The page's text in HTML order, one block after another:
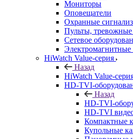
Мониторы
Оповещатели
Охранные
Пульты,
Сетевое
Электромагнитные
HiWatch Value-серия
Назад
HiWatch Value-
HD-TVI-
Назад
HD-TVI-
HD-TVI
Компактные
Купольные